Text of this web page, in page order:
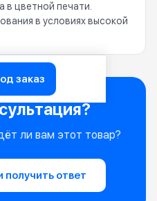
в цветной печати.
в условиях высокой
заказ
ли вам этот товар?
получить ответ